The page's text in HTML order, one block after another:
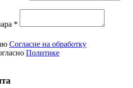
*
Согласие на обработку
Политике